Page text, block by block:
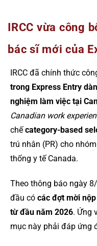
IRCC vừa công
bác sĩ mới của
IRCC đã chính thức
trong Express Entry
nghiệm làm việc tại
Canadian work
chếcategory-based
trú nhân (PR) cho
thống y tế Canada.
Theo thông báo ngày
đầu có các đợt mời
từ đầu năm 2026. Ứng
mục này phải đáp ứng